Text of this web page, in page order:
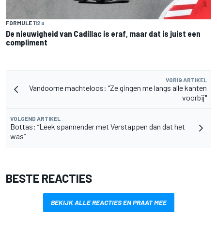
FORMULE 112 u
De nieuwigheid van Cadillac is eraf, maar dat is juist een
compliment
VORIG ARTIKEL
Vandoorne machteloos: "Ze gingen me langs alle kanten
voorbij"
VOLGEND ARTIKEL
Bottas: “Leek spannender met Verstappen dan dat het
was”
BESTE REACTIES
BEKIJK ALLE REACTIES EN PRAAT MEE